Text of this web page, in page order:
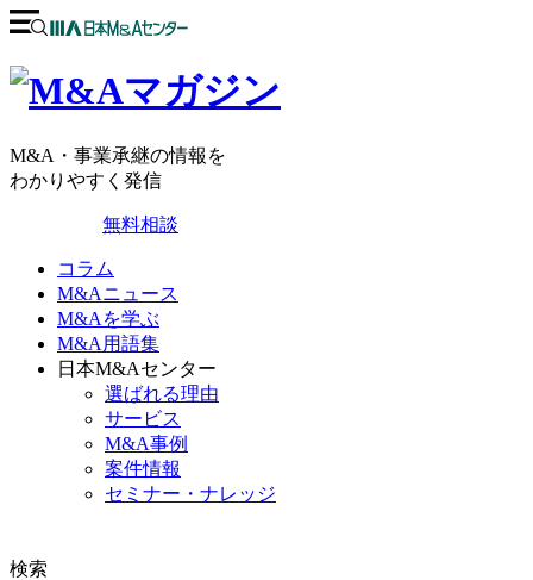
M&A・事業承継の情報を
わかりやすく発信
無料相談
コラム
M&Aニュース
M&Aを学ぶ
M&A用語集
日本M&Aセンター
選ばれる理由
サービス
M&A事例
案件情報
セミナー・ナレッジ
検索